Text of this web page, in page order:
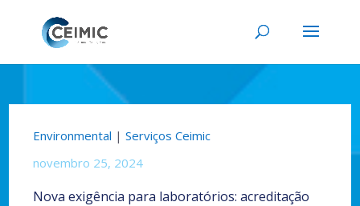
Environmental |Serviços Ceimic
novembro 25, 2024
Nova exigência para laboratórios: acreditação